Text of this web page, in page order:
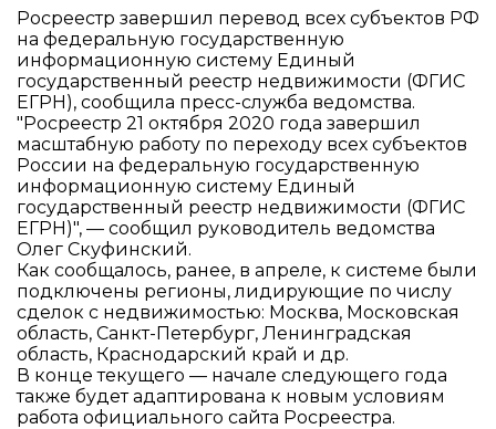
Росреестр завершил перевод всех субъектов РФ
на федеральную государственную
информационную систему Единый
государственный реестр недвижимости (ФГИС
ЕГРН), сообщила пресс-служба ведомства.
"Росреестр 21 октября 2020 года завершил
масштабную работу по переходу всех субъектов
России на федеральную государственную
информационную систему Единый
государственный реестр недвижимости (ФГИС
ЕГРН)", — сообщил руководитель ведомства
Олег Скуфинский.
Как сообщалось, ранее, в апреле, к системе были
подключены регионы, лидирующие по числу
сделок с недвижимостью: Москва, Московская
область, Санкт-Петербург, Ленинградская
область, Краснодарский край и др.
В конце текущего — начале следующего года
также будет адаптирована к новым условиям
работа официального сайта Росреестра.